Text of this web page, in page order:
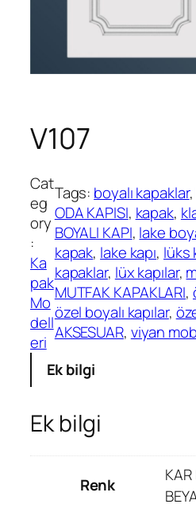
V107
Cat
eg
ory
:
Ka
pak
Mo
dell
eri
Tags: boyalı kapaklar,
ODA KAPISI, kapak,
BOYALI KAPI, lake
kapak, lake kapı, lüks
kapaklar, lüx kapılar,
MUTFAK KAPAKLARI,
özel boyalı kapılar,
AKSESUAR, viyan
Ek bilgi
Ek bilgi
Renk